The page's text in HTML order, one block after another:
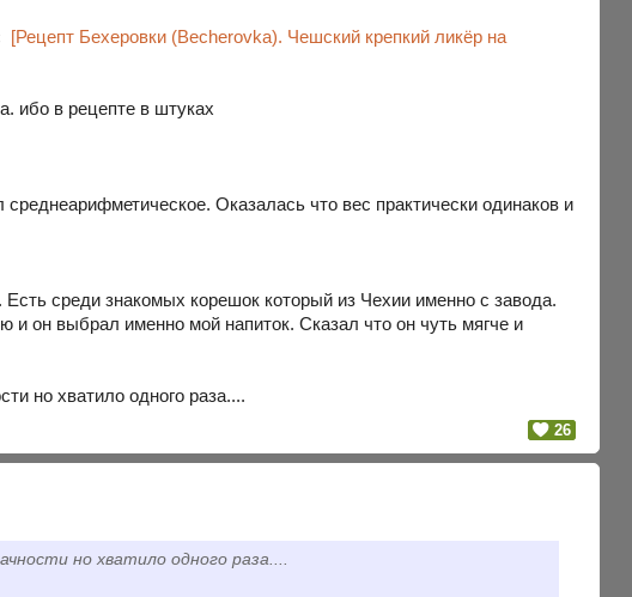
[Рецепт Бехеровки (Becherovka). Чешский крепкий ликёр на
ибо в рецепте в штуках
Оказалась что вес практически одинаков и
среди знакомых корешок который из Чехии именно с завода.
он выбрал именно мой напиток. Сказал что он чуть мягче и
но хватило одного раза....
26
но хватило одного раза....